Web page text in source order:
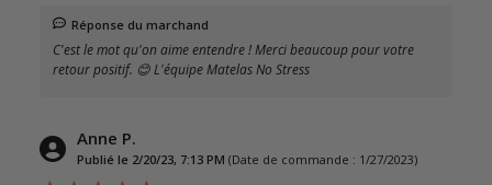
Réponse du marchand
C'est le mot qu'on aime entendre ! Merci beaucoup pour votre
retour positif. 😊 L'équipe Matelas No Stress
Anne P.
Publié le 2/20/23, 7:13 PM (Date de commande : 1/27/2023)